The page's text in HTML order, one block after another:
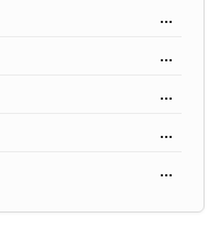
...
...
...
...
...